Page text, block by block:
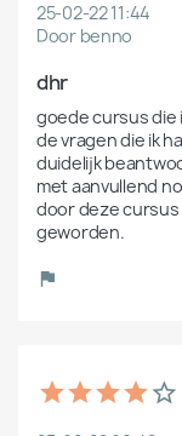
25-02-22 11:44
Door benno
dhr
goede cursus
de vragen die ik
duidelijk
met aanvullend
door deze
geworden.